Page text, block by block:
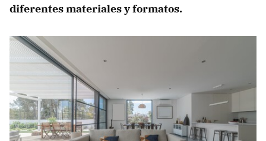
diferentes materiales y formatos.